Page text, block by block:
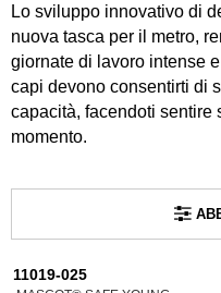
Lo sviluppo innovativo di
nuova tasca per il metro,
giornate di lavoro intense
capi devono consentirti di
capacità, facendoti sentire
momento.
11019-025